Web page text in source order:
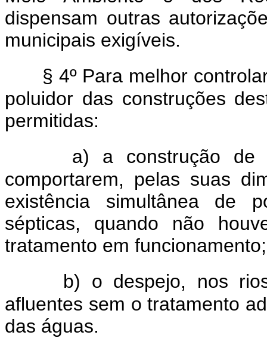
dispensam outras
municipais exigíveis.
§ 4º Para melhor
poluidor das construções
permitidas:
a) a construção de
comportarem, pelas suas
existência simultânea de
sépticas, quando não
tratamento em funcionamento;
b) o despejo, nos
afluentes sem o tratamento
das águas.